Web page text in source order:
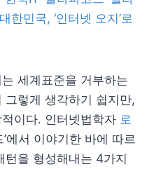
한민국, ‘인터넷 오지’로
세계표준을 거부하는
렇게 생각하기 쉽지만,
이다. 인터넷법학자 로
’에서 이야기한 바에 따르
턴을 형성해내는 4가지